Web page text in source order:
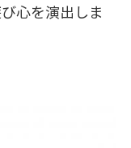
心を演出しま